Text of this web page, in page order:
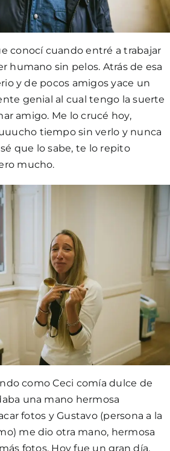
conocí cuando entré a trabajar
humano sin pelos. Atrás de esa
y de pocos amigos yace un
genial al cual tengo la suerte
amigo. Me lo crucé hoy,
tiempo sin verlo y nunca
que lo sabe, te lo repito
mucho.
como Ceci comía dulce de
una mano hermosa
fotos y Gustavo (persona a la
me dio otra mano, hermosa
fotos. Hoy fue un gran día.